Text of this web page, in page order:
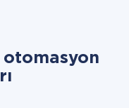
otomasyon